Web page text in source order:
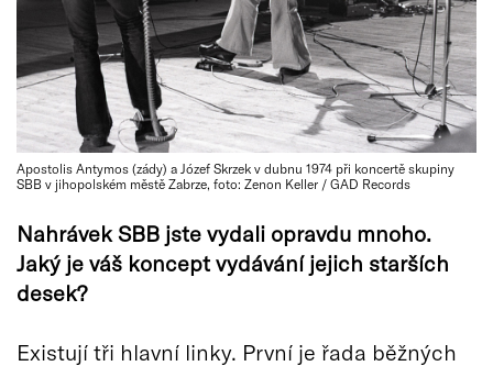
Apostolis Antymos (zády) a Józef Skrzek v dubnu 1974 při koncertě skupiny
SBB v jihopolském městě Zabrze, foto: Zenon Keller / GAD Records
Nahrávek SBB jste vydali opravdu mnoho.
Jaký je váš koncept vydávání jejich starších
desek?
Existují tři hlavní linky. První je řada běžných